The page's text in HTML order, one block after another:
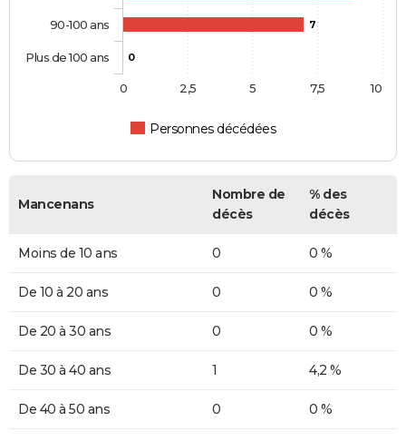
7
0
Personnes décédées
90-100 ans
Plus de 100 ans
0 10
2,5 5 7,5
Mancenans
Nombre de
décès
% des
décès
Moins de 10 ans 0 0 %
De 10 à 20 ans 0 0 %
De 20 à 30 ans 0 0 %
De 30 à 40 ans 1 4,2 %
De 40 à 50 ans 0 0 %